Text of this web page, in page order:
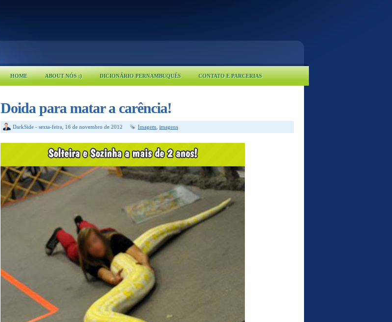
HOME ABOUT NÓS :) DICIONÁRIO PERNAMBUQUÊS CONTATO E PARCERIAS
Doida para matar a carência!
DarkSide - sexta-feira, 16 de novembro de 2012 Imagem imagens